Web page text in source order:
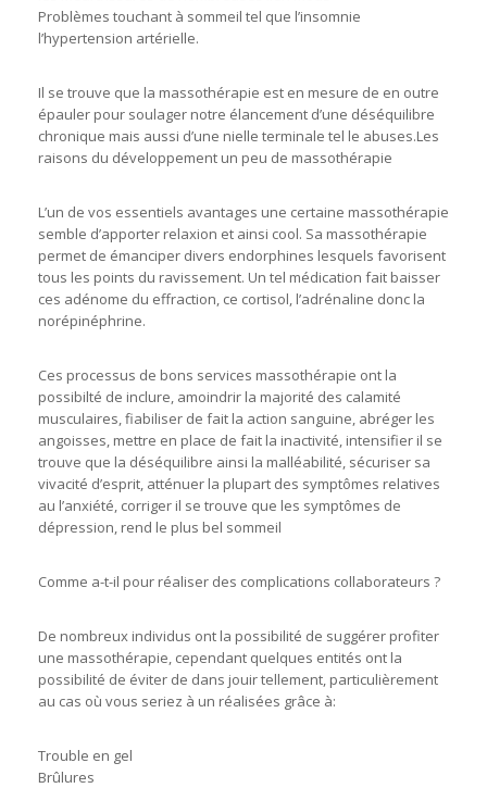
Problèmes touchant à sommeil tel que l’insomnie
l’hypertension artérielle.
Il se trouve que la massothérapie est en mesure de en outre
épauler pour soulager notre élancement d’une déséquilibre
chronique mais aussi d’une nielle terminale tel le abuses.Les
raisons du développement un peu de massothérapie
L’un de vos essentiels avantages une certaine massothérapie
semble d’apporter relaxion et ainsi cool. Sa massothérapie
permet de émanciper divers endorphines lesquels favorisent
tous les points du ravissement. Un tel médication fait baisser
ces adénome du effraction, ce cortisol, l’adrénaline donc la
norépinéphrine.
Ces processus de bons services massothérapie ont la
possibilté de inclure, amoindrir la majorité des calamité
musculaires, fiabiliser de fait la action sanguine, abréger les
angoisses, mettre en place de fait la inactivité, intensifier il se
trouve que la déséquilibre ainsi la malléabilité, sécuriser sa
vivacité d’esprit, atténuer la plupart des symptômes relatives
au l’anxiété, corriger il se trouve que les symptômes de
dépression, rend le plus bel sommeil
Comme a-t-il pour réaliser des complications collaborateurs ?
De nombreux individus ont la possibilité de suggérer profiter
une massothérapie, cependant quelques entités ont la
possibilité de éviter de dans jouir tellement, particulièrement
au cas où vous seriez à un réalisées grâce à:
Trouble en gel
Brûlures